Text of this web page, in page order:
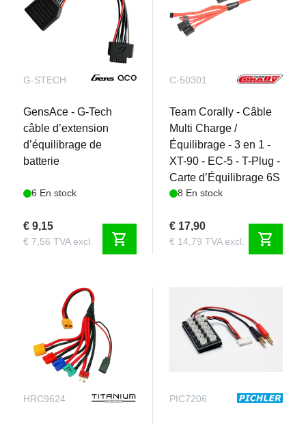
G-STECH
GensAce - G-Tech
câble d’extension
d’équilibrage de
batterie
6 En stock
€ 9,15
€ 7,56 TVA excl. shopping_cart
C-50301
Team Corally - Câble
Multi Charge /
Équilibrage - 3 en 1 -
XT-90 - EC-5 - T-Plug -
Carte d’Équilibrage 6S
8 En stock
€ 17,90
€ 14,79 TVA excl. shopping_cart
HRC9624 PIC7206